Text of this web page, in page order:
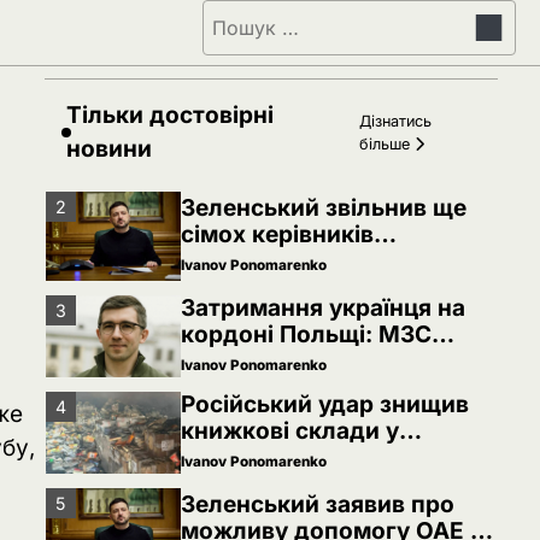
Пошук:
Тільки достовірні
новини
Дізнатись
більше
Зеленський заявив про
можливу допомогу ОАЕ в
Чорному морі
Ivanov Ponomarenko
Іран заявив про
скасований удар по
Україні після контактів
2
Зеленський звільнив ще
сімох керівників
дипломатичних місій
Ivanov Ponomarenko
3
Затримання українця на
кордоні Польщі: МЗС
України вимагає
консульського доступу
Ivanov Ponomarenko
4
Російський удар знищив
книжкові склади у
Харкові: мільйони видань
Ivanov Ponomarenko
5
Зеленський заявив про
можливу допомогу ОАЕ в